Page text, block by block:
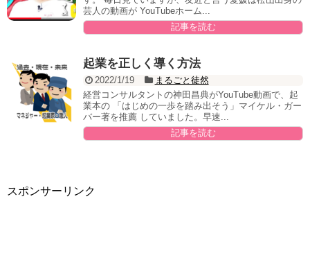
芸人の動画が YouTubeホーム...
記事を読む
起業を正しく導く方法
2022/1/19
まるごと徒然
経営コンサルタントの神田昌典がYouTube動画で、起
業本の 「はじめの一歩を踏み出そう」マイケル・ガー
バー著を推薦 していました。早速...
記事を読む
スポンサーリンク